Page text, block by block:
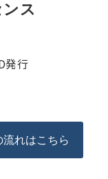
ス
発行
れはこちら